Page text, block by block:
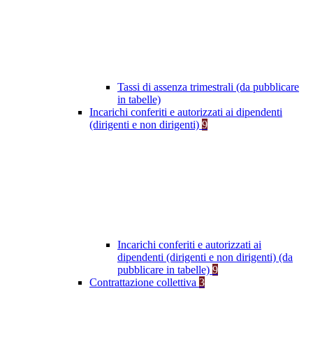
Tassi di assenza trimestrali (da pubblicare
in tabelle)
Incarichi conferiti e autorizzati ai dipendenti
(dirigenti e non dirigenti) 9
Incarichi conferiti e autorizzati ai
dipendenti (dirigenti e non dirigenti) (da
pubblicare in tabelle) 9
Contrattazione collettiva 3